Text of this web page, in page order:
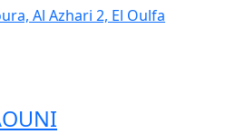
Al Azhari 2, El Oulfa